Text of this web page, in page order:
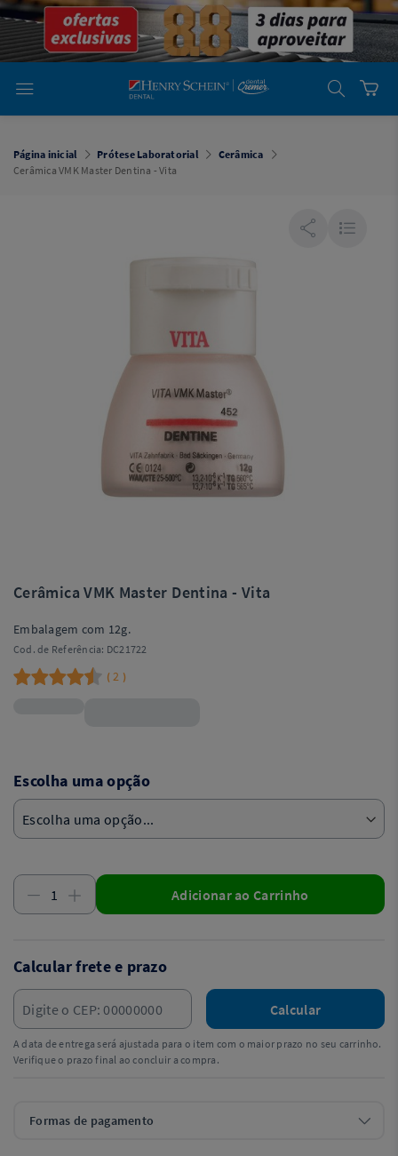
emDental
Cremer -
Henry Schein
Laboratório
Laboratório
Cremer -
Henry Schein
Odontológico
Página inicial Prótese Laboratorial
Cerâmica
Cerâmica VMK Master Dentina - Vita
Cerâmica VMK Master Dentina - Vita
Embalagem com 12g.
Cod. de Referência: DC21722
( 2 )
Escolha uma opção
Adicionar ao Carrinho
Calcular frete e prazo
Calcular
A data de entrega será ajustada para o item com o maior prazo no seu carrinho.
Verifique o prazo final ao concluir a compra.
Formas de pagamento